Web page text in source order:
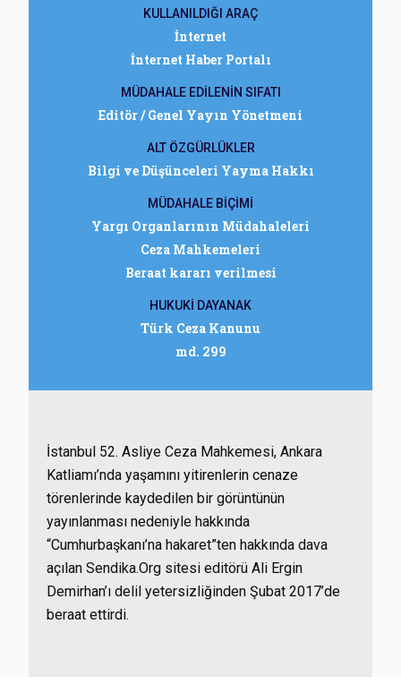
KULLANILDIĞI ARAÇ
İnternet
İnternet Haber Portalı
MÜDAHALE EDİLENİN SIFATI
Editör / Genel Yayın Yönetmeni
ALT ÖZGÜRLÜKLER
Bilgi ve Düşünceleri Yayma Hakkı
MÜDAHALE BİÇİMİ
Yargı Organlarının Müdahaleleri
Ceza Mahkemeleri
Beraat kararı verilmesi
HUKUKİ DAYANAK
Türk Ceza Kanunu
md. 299
İstanbul 52. Asliye Ceza Mahkemesi, Ankara
Katliamı’nda yaşamını yitirenlerin cenaze
törenlerinde kaydedilen bir görüntünün
yayınlanması nedeniyle hakkında
“Cumhurbaşkanı’na hakaret”ten hakkında dava
açılan Sendika.Org sitesi editörü Ali Ergin
Demirhan’ı delil yetersizliğinden Şubat 2017’de
beraat ettirdi.